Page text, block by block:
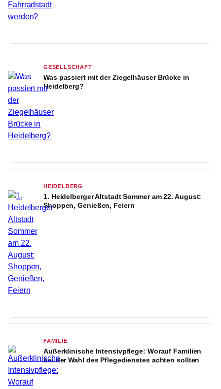
GESELLSCHAFT
Was passiert mit der Ziegelhäuser Brücke in
Heidelberg?
HEIDELBERG
1. Heidelberger Altstadt Sommer am 22. August:
Shoppen, Genießen, Feiern
FAMILIE
Außerklinische Intensivpflege: Worauf Familien
bei der Wahl des Pflegedienstes achten sollten